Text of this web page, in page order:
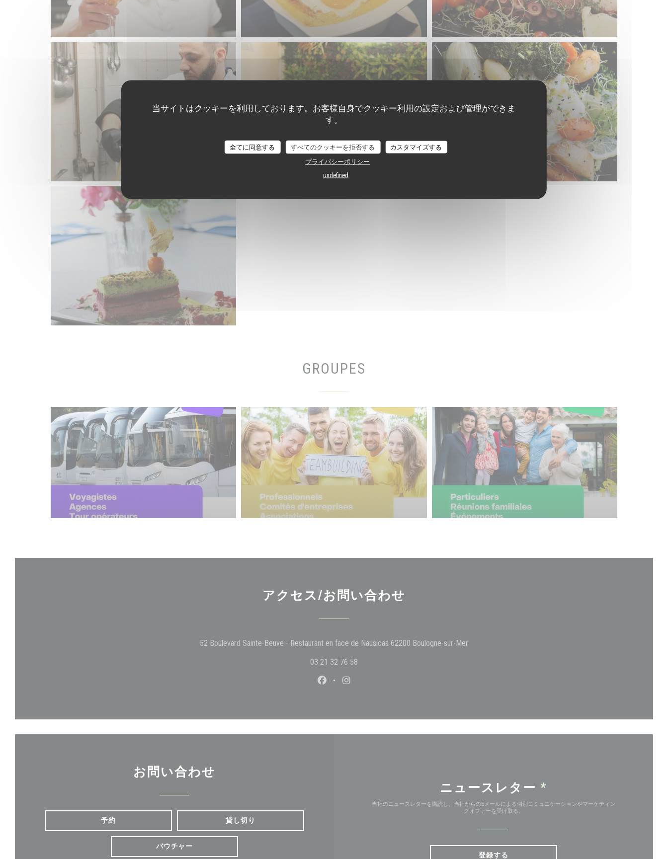
当サイトはクッキーを利用しております。お客様自身でクッキー利用の設定および管理ができま
す。
全てに同意する すべてのクッキーを拒否する
カスタマイズする
プライバシーポリシー
undefined
GROUPES
アクセス/お問い合わせ
52 Boulevard Sainte-Beuve - Restaurant en face de Nausicaa 62200 Boulogne-sur-Mer
03 21 32 76 58
Facebook ((新しいウィンドウで開きます))
Instagram ((新しいウィンドウで開きます))
お問い合わせ
予約 貸し切り
バウチャー
ニュースレター *
当社のニュースレターを購読し、当社からのEメールによる個別コミュニケーションやマーケティン
グオファーを受け取る。
登録する